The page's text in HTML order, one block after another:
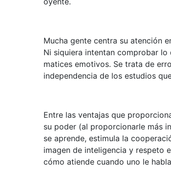
Mucha gente centra su atención
Ni siquiera intentan comprobar
matices emotivos. Se trata de
independencia de los estudios
Entre las ventajas que
su poder (al proporcionarle más
se aprende, estimula la
imagen de inteligencia y respeto
cómo atiende cuando uno le